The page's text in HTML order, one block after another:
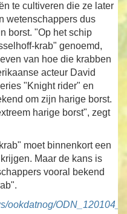
te cultiveren die ze later
wetenschappers dus
borst. "Op het schip
krab" genoemd,
van hoe die krabben
acteur David
"Knight rider" en
om zijn harige borst.
harige borst", zegt
moet binnenkort een
Maar de kans is
vooral bekend
ookdatnog/